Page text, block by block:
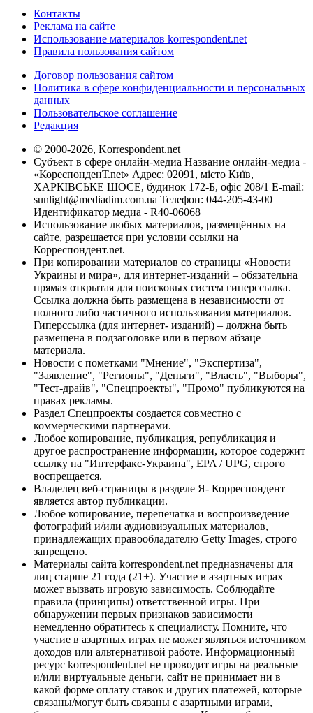
Контакты
Реклама на сайте
Использование материалов korrespondent.net
Правила пользования сайтом
Договор пользования сайтом
Политика в сфере конфиденциальности и персональных
данных
Пользовательское соглашение
Редакция
© 2000-2026, Korrespondent.net
Субъект в сфере онлайн-медиа Название онлайн-медиа -
«КореспонденТ.net» Адрес: 02091, місто Київ,
ХАРКІВСЬКЕ ШОСЕ, будинок 172-Б, офіс 208/1 E-mail:
sunlight@mediadim.com.ua Телефон: 044-205-43-00
Идентификатор медиа - R40-06068
Использование любых материалов, размещённых на
сайте, разрешается при условии ссылки на
Корреспондент.net.
При копировании материалов со страницы «Новости
Украины и мира», для интернет-изданий – обязательна
прямая открытая для поисковых систем гиперссылка.
Ссылка должна быть размещена в независимости от
полного либо частичного использования материалов.
Гиперссылка (для интернет- изданий) – должна быть
размещена в подзаголовке или в первом абзаце
материала.
Новости с пометками "Мнение", "Экспертиза",
"Заявление", "Регионы", "Деньги", "Власть", "Выборы",
"Тест-драйв", "Спецпроекты", "Промо" публикуются на
правах рекламы.
Раздел Спецпроекты создается совместно с
коммерческими партнерами.
Любое копирование, публикация, републикация и
другое распространение информации, которое содержит
ссылку на "Интерфакс-Украина", EPA / UPG, строго
воспрещается.
Владелец веб-страницы в разделе Я- Корреспондент
является автор публикации.
Любое копирование, перепечатка и воспроизведение
фотографий и/или аудиовизуальных материалов,
принадлежащих правообладателю Getty Images, строго
запрещено.
Материалы сайта korrespondent.net предназначены для
лиц старше 21 года (21+). Участие в азартных играх
может вызвать игровую зависимость. Соблюдайте
правила (принципы) ответственной игры. При
обнаружении первых признаков зависимости
немедленно обратитесь к специалисту. Помните, что
участие в азартных играх не может являться источником
доходов или альтернативой работе. Информационный
ресурс korrespondent.net не проводит игры на реальные
и/или виртуальные деньги, сайт не принимает ни в
какой форме оплату ставок и других платежей, которые
связаны/могут быть связаны с азартными играми,